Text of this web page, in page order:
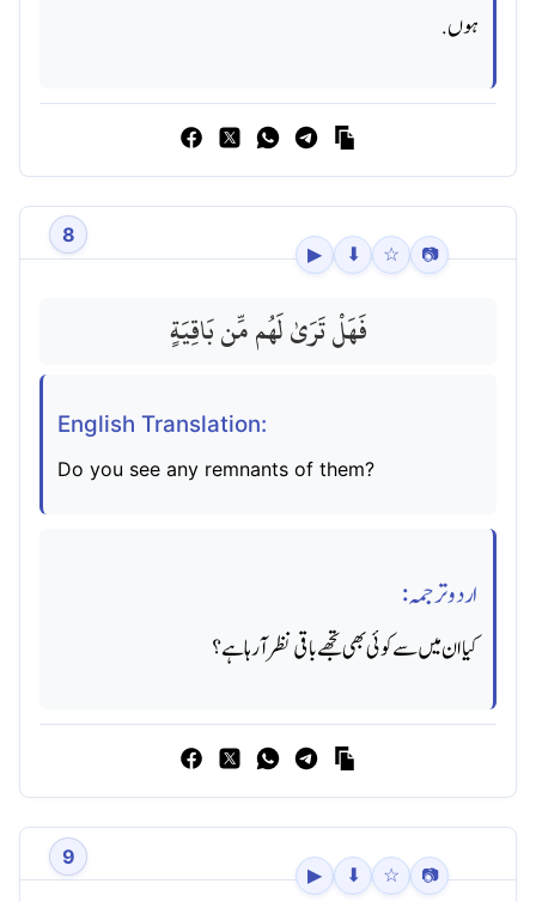
ہوں.
8
▶ ⬇ ☆ 📷
فَهَلْ تَرَىٰ لَهُم مِّن بَاقِيَةٍ
English Translation:
Do you see any remnants of them?
اردو ترجمہ:
کیا ان میں سے کوئی بھی تجھے باقی نظر آرہا ہے؟
9
▶ ⬇ ☆ 📷